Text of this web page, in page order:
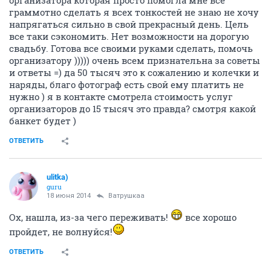
граммотно сделать я всех тонкостей не знаю не хочу
напрягаться сильно в свой прекрасный день. Цель
все таки сэкономить. Нет возможности на дорогую
свадьбу. Готова все своими руками сделать, помочь
организатору ))))) очень всем признательна за советы
и ответы =) да 50 тысяч это к сожалению и колечки и
наряды, благо фотограф есть свой ему платить не
нужно ) я в контакте смотрела стоимость услуг
организаторов до 15 тысяч это правда? смотря какой
банкет будет )
ОТВЕТИТЬ
ulitka)
guru
18 июня 2014 Ватрушкаа
Ох, нашла, из-за чего переживать!
все хорошо
пройдет, не волнуйся!
ОТВЕТИТЬ